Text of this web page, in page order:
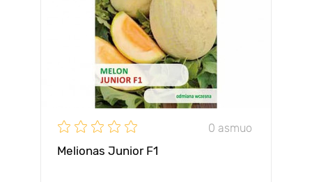
0 asmuo
Melionas Junior F1